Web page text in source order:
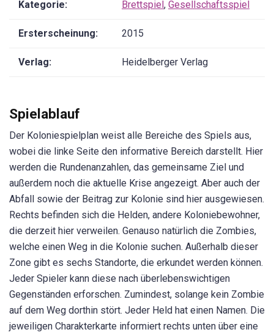
Kategorie: Brettspiel , Gesellschaftsspiel
Ersterscheinung: 2015
Verlag: Heidelberger Verlag
Spielablauf
Der Koloniespielplan weist alle Bereiche des Spiels aus,
wobei die linke Seite den informative Bereich darstellt. Hier
werden die Rundenanzahlen, das gemeinsame Ziel und
außerdem noch die aktuelle Krise angezeigt. Aber auch der
Abfall sowie der Beitrag zur Kolonie sind hier ausgewiesen.
Rechts befinden sich die Helden, andere Koloniebewohner,
die derzeit hier verweilen. Genauso natürlich die Zombies,
welche einen Weg in die Kolonie suchen. Außerhalb dieser
Zone gibt es sechs Standorte, die erkundet werden können.
Jeder Spieler kann diese nach überlebenswichtigen
Gegenständen erforschen. Zumindest, solange kein Zombie
auf dem Weg dorthin stört. Jeder Held hat einen Namen. Die
jeweiligen Charakterkarte informiert rechts unten über eine